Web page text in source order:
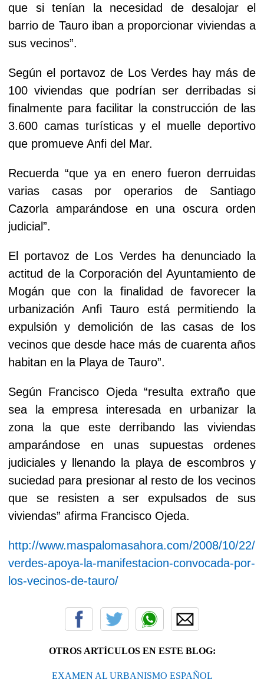
que si tenían la necesidad de desalojar el
barrio de Tauro iban a proporcionar viviendas a
sus vecinos”.
Según el portavoz de Los Verdes hay más de
100 viviendas que podrían ser derribadas si
finalmente para facilitar la construcción de las
3.600 camas turísticas y el muelle deportivo
que promueve Anfi del Mar.
Recuerda “que ya en enero fueron derruidas
varias casas por operarios de Santiago
Cazorla amparándose en una oscura orden
judicial”.
El portavoz de Los Verdes ha denunciado la
actitud de la Corporación del Ayuntamiento de
Mogán que con la finalidad de favorecer la
urbanización Anfi Tauro está permitiendo la
expulsión y demolición de las casas de los
vecinos que desde hace más de cuarenta años
habitan en la Playa de Tauro”.
Según Francisco Ojeda “resulta extraño que
sea la empresa interesada en urbanizar la
zona la que este derribando las viviendas
amparándose en unas supuestas ordenes
judiciales y llenando la playa de escombros y
suciedad para presionar al resto de los vecinos
que se resisten a ser expulsados de sus
viviendas” afirma Francisco Ojeda.
http://www.maspalomasahora.com/2008/10/22/
verdes-apoya-la-manifestacion-convocada-por-
los-vecinos-de-tauro/
OTROS ARTÍCULOS EN ESTE BLOG:
EXAMEN AL URBANISMO ESPAÑOL